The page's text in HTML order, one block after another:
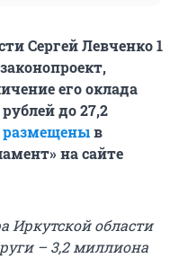
Сергей Левченко 1
его оклада
до 27,2
размещеныв
на сайте
Иркутской области
– 3,2 миллиона